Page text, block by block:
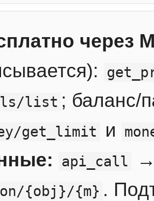
через
list ; баланс/
get_limit и
api_call
{obj}/{m} .